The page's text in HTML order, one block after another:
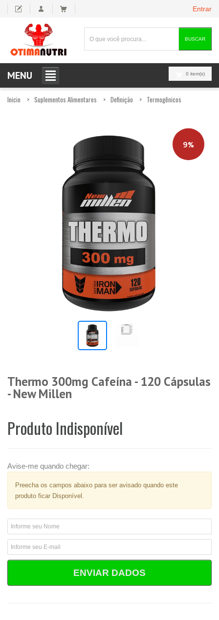
Entrar
BUSCAR
0 item(s)
MENU
Inicio Suplementos Alimentares Definição Termogênicos
9%
Thermo 300mg Cafeína - 120 Cápsulas
- New Millen
Produto Indisponível
Avise-me quando chegar:
Preecha os campos abaixo para ser avisado quando este
produto ficar Disponível.
ENVIAR DADOS